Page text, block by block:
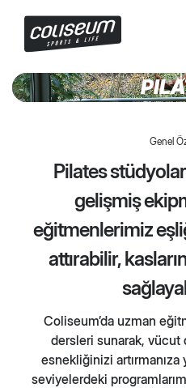
Genel
Pilates
gelişmiş
eğitmenlerimiz
attırabilir,
Coliseum’da uzman
dersleri sunarak,
esnekliğinizi artırmanıza
seviyelerdeki